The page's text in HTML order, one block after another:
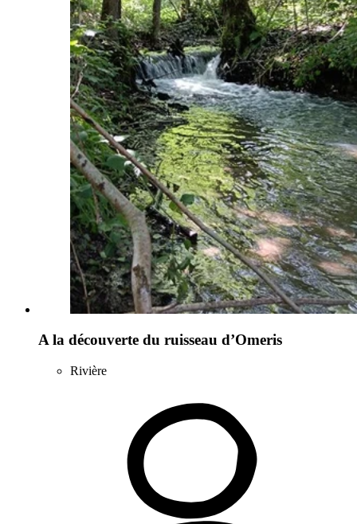
A la découverte du ruisseau d’Omeris
Rivière